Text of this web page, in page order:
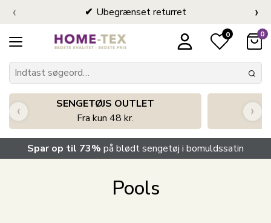
Ubegrænset returret
‹ ›
0 0
SENGETØJS OUTLET
Fra kun 48 kr.
‹ ›
Spar op til 73% på blødt sengetøj i bomuldssatin
Pools